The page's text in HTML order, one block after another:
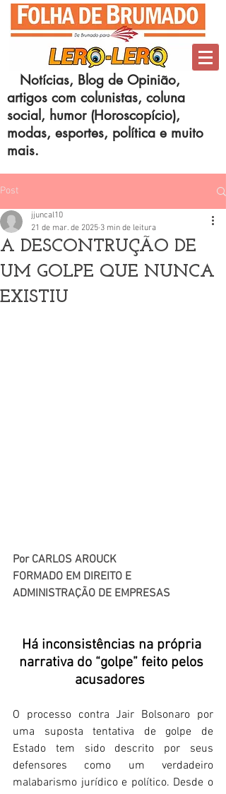
Notícias, Blog de Opinião,
artigos com colunistas, coluna
social, humor (Horoscopício),
modas, esportes, política e muito
mais.
Post
A DESCONTRUÇÃO DE
UM GOLPE QUE NUNCA
EXISTIU
jjuncal10
21 de mar. de 2025 3 min de leitura
Por CARLOS AROUCK
FORMADO EM DIREITO E
ADMINISTRAÇÃO DE EMPRESAS
Há inconsistências na própria
narrativa do “golpe” feito pelos
acusadores
O processo contra Jair Bolsonaro por
uma suposta tentativa de golpe de
Estado tem sido descrito por seus
defensores como um verdadeiro
malabarismo jurídico e político. Desde o